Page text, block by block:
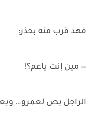
فهد قرب منه بحذر:
— مين إنت ياعم؟!
الراجل بص لعمرو…